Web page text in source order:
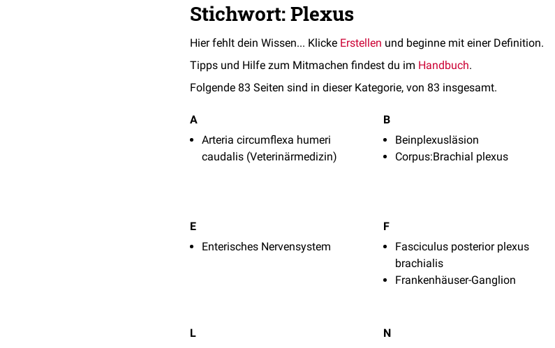
Stichwort: Plexus
Hier fehlt dein Wissen... Klicke Erstellen und beginne mit einer Definition.
Tipps und Hilfe zum Mitmachen findest du im Handbuch.
Folgende 83 Seiten sind in dieser Kategorie, von 83 insgesamt.
A
Arteria circumflexa humeri
caudalis (Veterinärmedizin)
B
Beinplexusläsion
Corpus:Brachial plexus
E
Enterisches Nervensystem
F
Fasciculus posterior plexus
brachialis
Frankenhäuser-Ganglion
L
N